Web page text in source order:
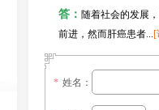
答： 随着社会的发展
前进，然而肝癌患者...[
* 姓名：